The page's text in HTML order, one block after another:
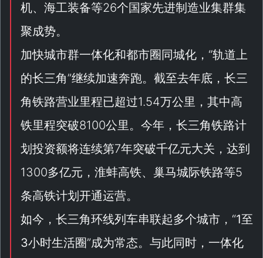
机、海工装备等26个国家先进制造业集群集
聚成势。
加快城市群一体化和都市圈同城化，“轨道上
的长三角”继续加速奔跑。截至去年底，长三
角铁路营业里程已超过1.54万公里，其中高
铁里程突破8100公里。今年，长三角铁路计
划投资额将连续第7年突破千亿元大关，达到
1300多亿元，淮蚌高铁、巢马城际铁路等5
条高铁计划开通运营。
如今，长三角环线列车串联起多个城市，“1至
3小时生活圈”成为常态。与此同时，一体化